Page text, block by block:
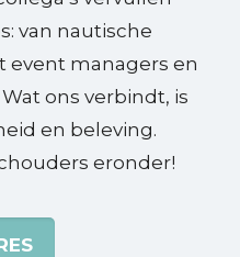
van nautische
event managers en
ons verbindt, is
en beleving.
eronder!